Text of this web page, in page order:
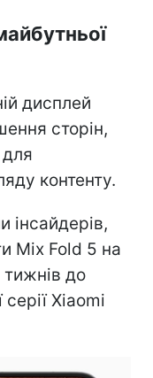
дисплей
сторін,
контенту.
інсайдерів,
Mix Fold 5 на
тижнів до
Xiaomi